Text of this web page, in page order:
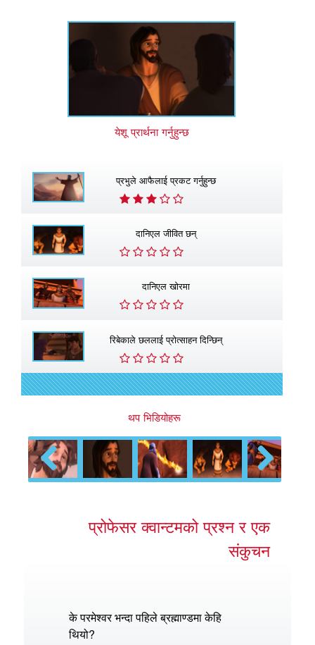
येशू प्रार्थना गर्नुहुन्छ
प्रभुले आफैलाई प्रकट गर्नुहुन्छ
दानिएल जीवित छन्
दानिएल खाेरमा
रिबेकाले छललाई प्रोत्साहन दिन्छिन्
थप भिडियोहरू
Previous Next
प्रोफेसर क्वान्टमको प्रश्न र एक
संकुचन
के परमेश्वर भन्दा पहिले ब्रह्माण्डमा केहि
थियो?